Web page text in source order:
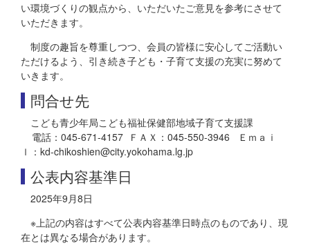
い環境づくりの観点から、いただいたご意見を参考にさせて
いただきます。
制度の趣旨を尊重しつつ、会員の皆様に安心してご活動い
ただけるよう、引き続き子ども・子育て支援の充実に努めて
いきます。
問合せ先
こども青少年局こども福祉保健部地域子育て支援課
電話：045-671-4157 ＦＡＸ：045-550-3946 Ｅｍａｉ
ｌ：kd-chikoshien@city.yokohama.lg.jp
公表内容基準日
2025年9月8日
※上記の内容はすべて公表内容基準日時点のものであり、現
在とは異なる場合があります。